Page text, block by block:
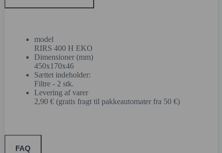
model
RIRS 400 H EKO
Dimensioner (mm)
450x170x46
Sættet indeholder:
Filtre - 2 stk.
Levering af varer
2,90 € (gratis fragt til pakkeautomater fra 50 €)
FAQ